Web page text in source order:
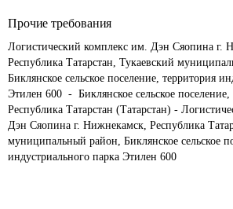
Прочие требования
Логистический комплекс им. Дэн Сяопина г.
Республика Татарстан, Тукаевский
Биклянское сельское поселение, территория
Этилен 600  -  Биклянское сельское
Республика Татарстан (Татарстан) -
Дэн Сяопина г. Нижнекамск, Республика
муниципальный район, Биклянское сельское
индустриального парка Этилен 600